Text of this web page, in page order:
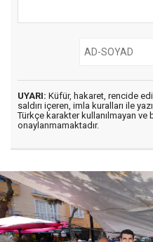
UYARI: Küfür, hakaret, rencide
saldırı içeren, imla kuralları ile
Türkçe karakter kullanılmayan ve
onaylanmamaktadır.